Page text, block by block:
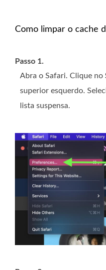
Como limpar o cache
Passo 1.
Abra o Safari. Clique no
superior esquerdo.
lista suspensa.